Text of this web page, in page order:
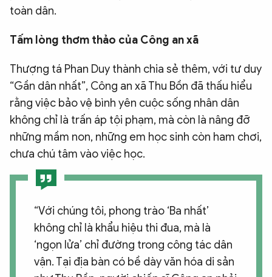
toàn dân.
Tấm lòng thơm thảo của Công an xã
Thượng tá Phan Duy thành chia sẻ thêm, với tư duy
“Gần dân nhất”, Công an xã Thu Bồn đã thấu hiểu
rằng việc bảo vệ bình yên cuộc sống nhân dân
không chỉ là trấn áp tội phạm, mà còn là nâng đỡ
những mầm non, những em học sinh còn ham chơi,
chưa chú tâm vào việc học.
“Với chúng tôi, phong trào ‘Ba nhất’
không chỉ là khẩu hiệu thi đua, mà là
‘ngọn lửa’ chỉ đường trong công tác dân
vận. Tại địa bàn có bề dày văn hóa di sản